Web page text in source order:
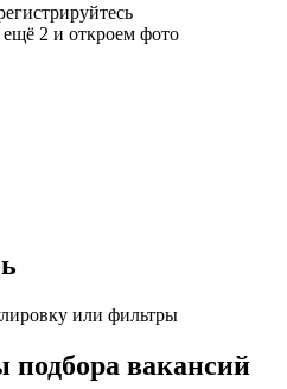
2 и откроем фото
или фильтры
вакансий